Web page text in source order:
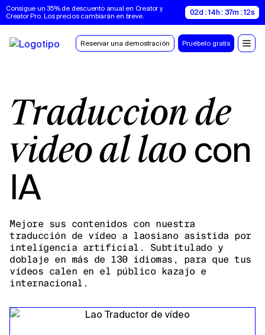
Consigue un 35% de descuento anual en Creator y
Creator Pro. Los precios cambiarán en breve.
02d : 14h : 37m : 11s
Reservar una demostración Pruébelo gratis
Traducción de
vídeo al lao con
IA
Mejore sus contenidos con nuestra
traducción de vídeo a laosiano asistida por
inteligencia artificial. Subtitulado y
doblaje en más de 130 idiomas, para que tus
vídeos calen en el público kazajo e
internacional.